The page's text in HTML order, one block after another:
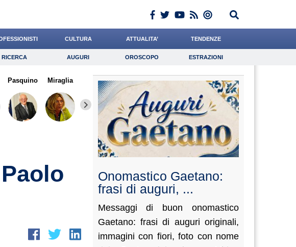
CULTURA ATTUALITA’ TENDENZE
Ricerca Auguri Oroscopo Estrazioni
Economia Giornalista Lavoro Psicologia
RICERCA AUGURI OROSCOPO ESTRAZIONI
Pasquino Miraglia Dalia Santaniello De Luca Baietti Leone
Onomastico Gaetano:
frasi di auguri, ...
Messaggi di buon onomastico
Gaetano: frasi di auguri originali,
immagini con fiori, foto con nome